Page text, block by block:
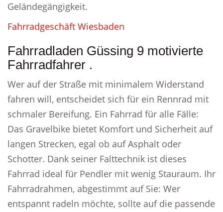
Geländegängigkeit.
Fahrradgeschäft Wiesbaden
Fahrradladen Güssing 9 motivierte
Fahrradfahrer .
Wer auf der Straße mit minimalem Widerstand
fahren will, entscheidet sich für ein Rennrad mit
schmaler Bereifung. Ein Fahrrad für alle Fälle:
Das Gravelbike bietet Komfort und Sicherheit auf
langen Strecken, egal ob auf Asphalt oder
Schotter. Dank seiner Falttechnik ist dieses
Fahrrad ideal für Pendler mit wenig Stauraum. Ihr
Fahrradrahmen, abgestimmt auf Sie: Wer
entspannt radeln möchte, sollte auf die passende